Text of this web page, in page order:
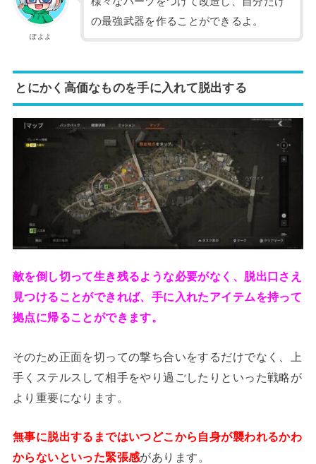
ぽよよ
の最強武器を作ることができるよ。
とにかく高価なものを手に入れて脱出する
敵を倒し切って生き残るような必要がなく、脱出口さえ
見つけることができれば、手に入れたアイテムを持って
拠点に帰ることができます。
そのため正面を切っての撃ち合いをするだけでなく、上
手くステルスして相手をやり過ごしたりといった戦略が
より重要になります。
無事に脱出するまではいつどこから自身が襲われるかわ
からないといった緊張感があります。